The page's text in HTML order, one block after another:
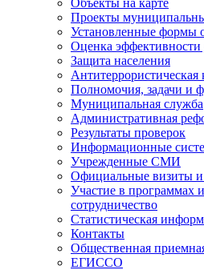
Проекты
Установленные формы
Оценка эффективности
Защита населения
Антитеррористическая
Полномочия, задачи и
Муниципальная служба
Административная
Результаты проверок
Информационные
Учрежденные СМИ
Официальные визиты и
Участие в программах
сотрудничество
Статистическая
Контакты
Общественная
ЕГИССО